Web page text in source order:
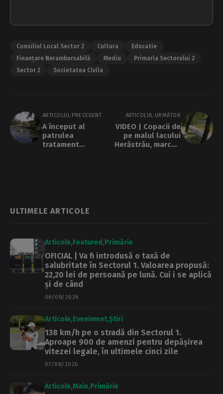
Consiliul Local Sector 2 Cultura
Educatie
Finanțare Nerambursabilă
Mediu
Primaria Sectorului 2
Sector 2
Societatea Civila
ARTICOLUL PRECEDENT
A început al
patrulea
tratament
ARTICOLUL URMĂTOR
VIDEO | Copacii de
pe malul lacului
Herăstrău, marcați
ULTIMELE ARTICOLE
Articole Featured Primărie
OFICIAL | Va fi introdusă o taxă de
salubritate în Sectorul 1. Valoarea propusă:
22,20 lei de persoană pe lună. Cui i se aplică
și de când
08/08/2026
Articole Eveniment Știri
138 km/h pe o stradă din Sectorul 1.
Aproape 900 de amenzi pentru depășirea
vitezei legale, în ultimele cinci zile
07/08/2026
Articole Main Primărie